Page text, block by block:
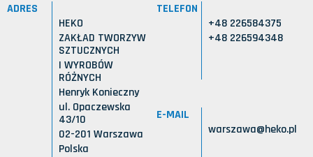
ADRES
HEKO
ZAKŁAD TWORZYW
SZTUCZNYCH
I WYROBÓW
RÓŻNYCH
Henryk Konieczny
ul. Opaczewska
43/10
02-201 Warszawa
Polska
TELEFON
+48 226584375
+48 226594348
E-MAIL
warszawa@heko.pl